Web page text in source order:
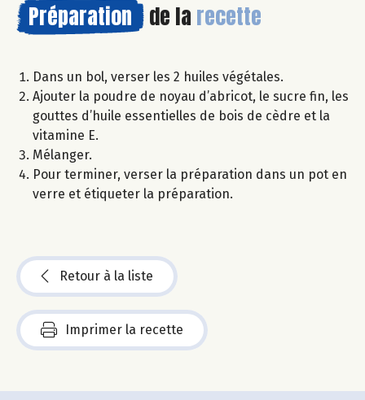
Préparation de la recette
Dans un bol, verser les 2 huiles végétales.
Ajouter la poudre de noyau d’abricot, le sucre fin, les
gouttes d’huile essentielles de bois de cèdre et la
vitamine E.
Mélanger.
Pour terminer, verser la préparation dans un pot en
verre et étiqueter la préparation.
Retour à la liste
Imprimer la recette